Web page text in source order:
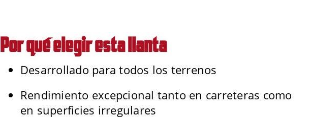
Por qué elegir esta llanta
Desarrollado para todos los terrenos
Rendimiento excepcional tanto en carreteras como
en superficies irregulares